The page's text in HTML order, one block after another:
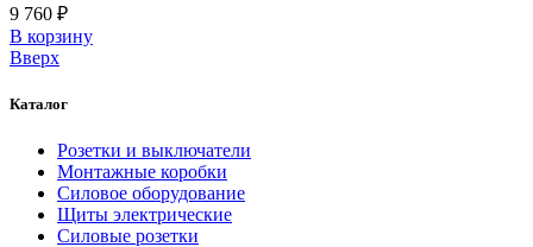
9 760 ₽
В корзинy
Вверх
Каталог
Розетки и выключатели
Монтажные коробки
Силовое оборудование
Щиты электрические
Силовые розетки